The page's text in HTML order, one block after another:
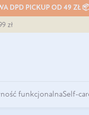
DPD PICKUP OD 49 ZŁ
zł
funkcjonalnaSelf-